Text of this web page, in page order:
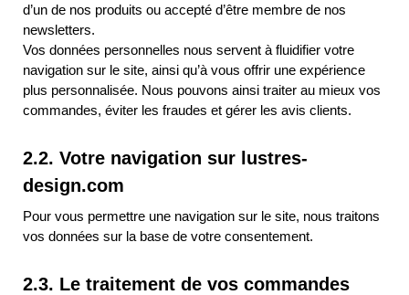
d’un de nos produits ou accepté d’être membre de nos
newsletters.
Vos données personnelles nous servent à fluidifier votre
navigation sur le site, ainsi qu’à vous offrir une expérience
plus personnalisée. Nous pouvons ainsi traiter au mieux vos
commandes, éviter les fraudes et gérer les avis clients.
2.2. Votre navigation sur lustres-
design.com
Pour vous permettre une navigation sur le site, nous traitons
vos données sur la base de votre consentement.
2.3. Le traitement de vos commandes